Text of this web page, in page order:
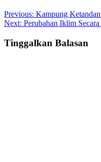
Post
navigation
Previous: Kampung
Next: Perubahan Iklim
Tinggalkan Balasan